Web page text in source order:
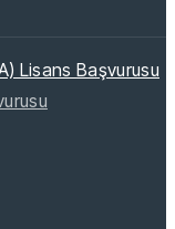
Lisans Başvurusu